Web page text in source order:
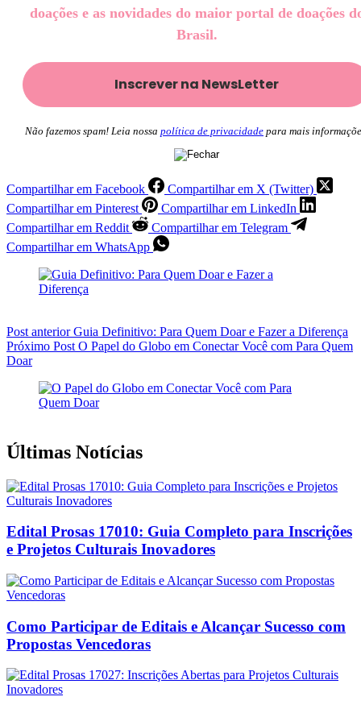
doações e as novidades do maior portal de doações
Brasil.
Não fazemos spam! Leia nossa política de privacidade para mais
Compartilhar em Facebook
Compartilhar em X (Twitter)
Compartilhar em Pinterest
Compartilhar em LinkedIn
Compartilhar em Reddit
Compartilhar em Telegram
Compartilhar em WhatsApp
Post anteriorGuia Definitivo: Para Quem Doar e Fazer a Diferença
Próximo Post O Papel do Globo em Conectar Você com Para Quem
Doar
Últimas Notícias
Edital Prosas 17010: Guia Completo para Inscrições
e Projetos Culturais Inovadores
Como Participar de Editais e Alcançar Sucesso com
Propostas Vencedoras